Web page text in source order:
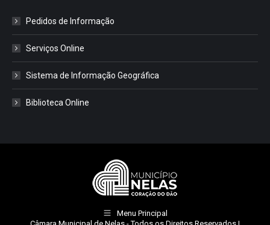
Pedidos de Informação
Serviços Online
Sistema de Informação Geográfica
Biblioteca Online
Menu Principal